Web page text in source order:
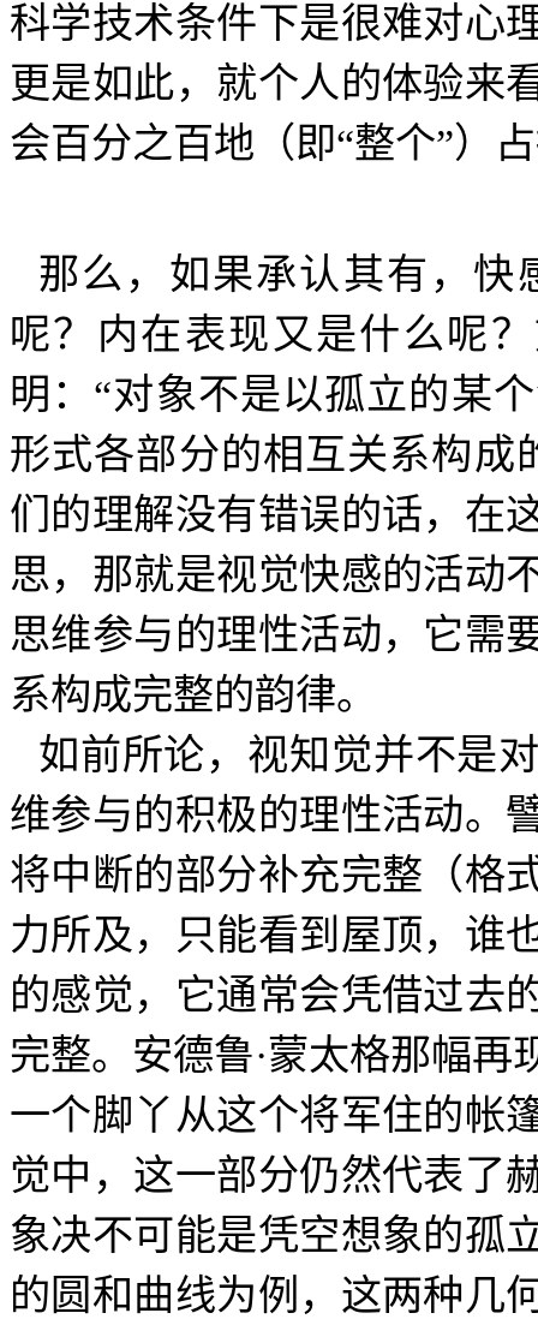
科学技术条件下是很难对心
更是如此，就个人的体验来
会百分之百地（即“整个”）
那么，如果承认其有，快
呢？内在表现又是什么呢
明：“对象不是以孤立的某
形式各部分的相互关系构成
们的理解没有错误的话，在
思，那就是视觉快感的活动
思维参与的理性活动，它需
系构成完整的韵律。
如前所论，视知觉并不是
维参与的积极的理性活动。
将中断的部分补充完整（格
力所及，只能看到屋顶，谁
的感觉，它通常会凭借过去
完整。安德鲁·蒙太格那幅
一个脚丫从这个将军住的帐
觉中，这一部分仍然代表了
象决不可能是凭空想象的孤
的圆和曲线为例，这两种几